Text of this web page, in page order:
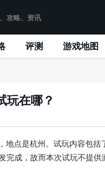
评测 游戏地图
玩在哪？
地点是杭州。试玩内容包括
完成，故而本次试玩不提